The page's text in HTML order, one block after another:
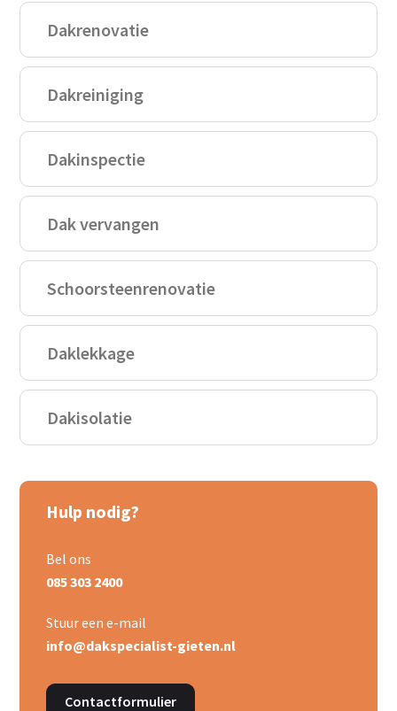
Dakrenovatie
Dakreiniging
Dakinspectie
Dak vervangen
Schoorsteenrenovatie
Daklekkage
Dakisolatie
Hulp nodig?
Bel ons
085 303 2400
Stuur een e-mail
info@dakspecialist-gieten.nl
Contactformulier